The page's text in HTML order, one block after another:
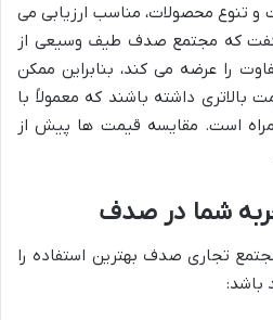
و تنوع محصولات، مناسب ارزیابی می
گفت که مجتمع صدف طیف وسیعی از
را عرضه می کند، بنابراین ممکن
بالاتری داشته باشند که معمولاً با
است. مقایسه قیمت ها پیش از
شما در صدف
تجاری صدف بهترین استفاده را
باشد: